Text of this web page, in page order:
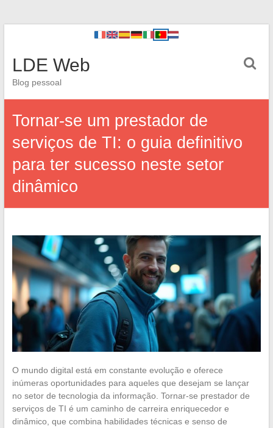
LDE Web
Blog pessoal
Tornar-se um prestador de
serviços de TI: o guia definitivo
para ter sucesso neste setor
dinâmico
O mundo digital está em constante evolução e oferece
inúmeras oportunidades para aqueles que desejam se lançar
no setor de tecnologia da informação. Tornar-se prestador de
serviços de TI é um caminho de carreira enriquecedor e
dinâmico, que combina habilidades técnicas e senso de